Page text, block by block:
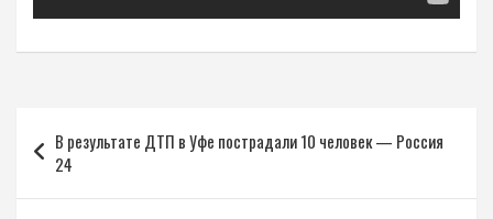
по
записям
В результате ДТП в Уфе пострадали 10 человек — Россия
24